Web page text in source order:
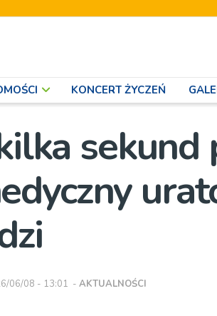
KONCERT ŻYCZEŃ
06/08 - 13:01 - AKTUALNOŚCI